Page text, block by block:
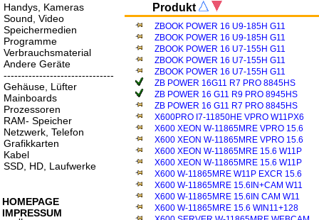
Produkt
ZBOOK POWER 16 U9-185H G11
ZBOOK POWER 16 U9-185H G11
ZBOOK POWER 16 U7-155H G11
ZBOOK POWER 16 U7-155H G11
ZBOOK POWER 16 U7-155H G11
ZB POWER 16G11 R7 PRO 8845HS
ZB POWER 16 G11 R9 PRO 8945HS
ZB POWER 16 G11 R7 PRO 8845HS
X600PRO I7-11850HE VPRO W11PX6
X600 XEON W-11865MRE VPRO 15.6
X600 XEON W-11865MRE VPRO 15.6
X600 XEON W-11865MRE 15.6 W11P
X600 XEON W-11865MRE 15.6 W11P
X600 W-11865MRE W11P EXCR 15.6
X600 W-11865MRE 15.6IN+CAM W11
X600 W-11865MRE 15.6IN CAM W11
X600 W-11865MRE 15.6 WIN11+128
Handys, Kameras
Sound, Video
Speichermedien
Programme
Verbrauchsmaterial
Andere Geräte
-------------------------------
Gehäuse, Lüfter
Mainboards
Prozessoren
RAM- Speicher
Netzwerk, Telefon
Grafikkarten
Kabel
SSD, HD, Laufwerke
HOMEPAGE
IMPRESSUM